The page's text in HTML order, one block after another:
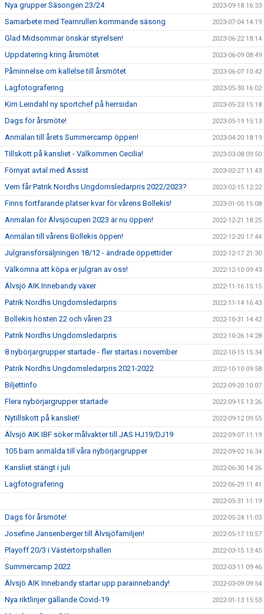
Nya grupper Säsongen 23/24 2023-09-18 16:33
Samarbete med Teamrullen kommande säsong 2023-07-04 14:19
Glad Midsommar önskar styrelsen! 2023-06-22 18:14
Uppdatering kring årsmötet 2023-06-09 08:49
Påminnelse om kallelse till årsmötet 2023-06-07 10:42
Lagfotografering 2023-05-30 16:02
Kim Leindahl ny sportchef på herrsidan 2023-05-23 15:18
Dags för årsmöte! 2023-05-19 15:13
Anmälan till årets Summercamp öppen! 2023-04-20 18:19
Tillskott på kansliet - Välkommen Cecilia! 2023-03-08 09:50
Förnyat avtal med Assist 2023-02-27 11:43
Vem får Patrik Nordhs Ungdomsledarpris 2022/2023? 2023-02-15 12:22
Finns fortfarande platser kvar för vårens Bollekis! 2023-01-05 15:08
Anmälan för Älvsjöcupen 2023 är nu öppen! 2022-12-21 18:25
Anmälan till vårens Bollekis öppen! 2022-12-20 17:44
Julgransförsäljningen 18/12 - ändrade öppettider 2022-12-17 21:30
Välkomna att köpa er julgran av oss! 2022-12-10 09:43
Älvsjö AIK Innebandy växer 2022-11-16 15:15
Patrik Nordhs Ungdomsledarpris 2022-11-14 16:43
Bollekis hösten 22 och våren 23 2022-10-31 14:42
Patrik Nordhs Ungdomsledarpris 2022-10-26 14:28
8 nybörjargrupper startade - fler startas i november 2022-10-15 15:34
Patrik Nordhs Ungdomsledarpris 2021-2022 2022-10-10 09:58
Biljettinfo 2022-09-20 10:07
Flera nybörjargrupper startade 2022-09-15 13:26
Nytillskott på kansliet! 2022-09-12 09:55
Älvsjö AIK IBF söker målvakter till JAS HJ19/DJ19 2022-09-07 11:19
105 barn anmälda till våra nybörjargrupper 2022-09-02 16:34
Kansliet stängt i juli 2022-06-30 14:26
Lagfotografering 2022-06-29 11:41
2022-05-31 11:19
Dags för årsmöte! 2022-05-24 11:03
Josefine Jansenberger till Älvsjöfamiljen! 2022-05-17 10:57
Playoff 20/3 i Västertorpshallen 2022-03-15 13:45
Summercamp 2022 2022-03-11 09:46
Älvsjö AIK Innebandy startar upp parainnebandy! 2022-03-09 09:54
Nya riktlinjer gällande Covid-19 2022-01-13 15:53